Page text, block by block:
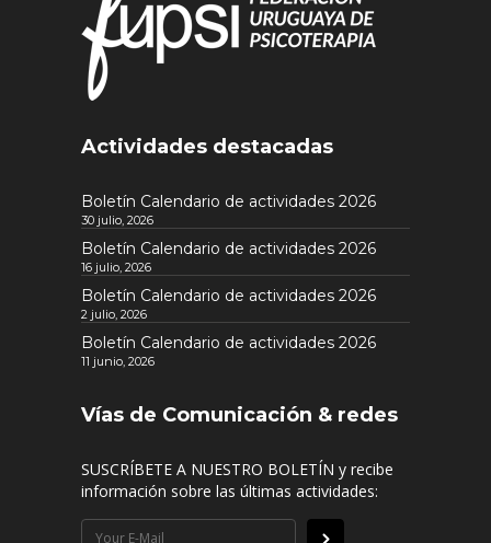
Actividades destacadas
Boletín Calendario de actividades 2026
30 julio, 2026
Boletín Calendario de actividades 2026
16 julio, 2026
Boletín Calendario de actividades 2026
2 julio, 2026
Boletín Calendario de actividades 2026
11 junio, 2026
Vías de Comunicación & redes
SUSCRÍBETE A NUESTRO BOLETÍN y recibe
información sobre las últimas actividades: